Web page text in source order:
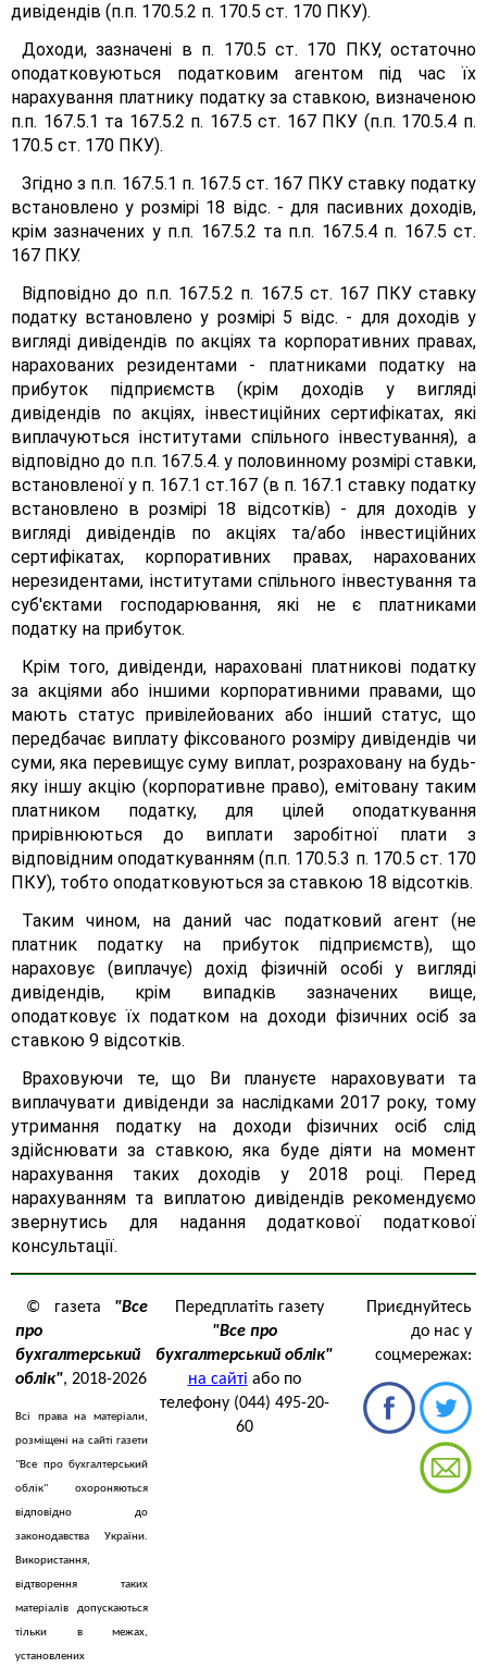
дивідендів (п.п. 170.5.2 п. 170.5 ст. 170 ПКУ).
Доходи, зазначені в п. 170.5 ст. 170 ПКУ, остаточно
оподатковуються податковим агентом під час їх
нарахування платнику податку за ставкою, визначеною
п.п. 167.5.1 та 167.5.2 п. 167.5 ст. 167 ПКУ (п.п. 170.5.4 п.
170.5 ст. 170 ПКУ).
Згідно з п.п. 167.5.1 п. 167.5 ст. 167 ПКУ ставку податку
встановлено у розмірі 18 відс. - для пасивних доходів,
крім зазначених у п.п. 167.5.2 та п.п. 167.5.4 п. 167.5 ст.
167 ПКУ.
Відповідно до п.п. 167.5.2 п. 167.5 ст. 167 ПКУ ставку
податку встановлено у розмірі 5 відс. - для доходів у
вигляді дивідендів по акціях та корпоративних правах,
нарахованих резидентами - платниками податку на
прибуток підприємств (крім доходів у вигляді
дивідендів по акціях, інвестиційних сертифікатах, які
виплачуються інститутами спільного інвестування), а
відповідно до п.п. 167.5.4. у половинному розмірі ставки,
встановленої у п. 167.1 ст.167 (в п. 167.1 ставку податку
встановлено в розмірі 18 відсотків) - для доходів у
вигляді дивідендів по акціях та/або інвестиційних
сертифікатах, корпоративних правах, нарахованих
нерезидентами, інститутами спільного інвестування та
суб'єктами господарювання, які не є платниками
податку на прибуток.
Крім того, дивіденди, нараховані платникові податку
за акціями або іншими корпоративними правами, що
мають статус привілейованих або інший статус, що
передбачає виплату фіксованого розміру дивідендів чи
суми, яка перевищує суму виплат, розраховану на будь-
яку іншу акцію (корпоративне право), емітовану таким
платником податку, для цілей оподаткування
прирівнюються до виплати заробітної плати з
відповідним оподаткуванням (п.п. 170.5.3 п. 170.5 ст. 170
ПКУ), тобто оподатковуються за ставкою 18 відсотків.
Таким чином, на даний час податковий агент (не
платник податку на прибуток підприємств), що
нараховує (виплачує) дохід фізичній особі у вигляді
дивідендів, крім випадків зазначених вище,
оподатковує їх податком на доходи фізичних осіб за
ставкою 9 відсотків.
Враховуючи те, що Ви плануєте нараховувати та
виплачувати дивіденди за наслідками 2017 року, тому
утримання податку на доходи фізичних осіб слід
здійснювати за ставкою, яка буде діяти на момент
нарахування таких доходів у 2018 році. Перед
нарахуванням та виплатою дивідендів рекомендуємо
звернутись для надання додаткової податкової
консультації.
© газета "Все
про
бухгалтерський
облік", 2018-2026
Всі права на матеріали,
розміщені на сайті газети
"Все про бухгалтерський
облік" охороняються
відповідно до
законодавства України.
Використання,
відтворення таких
матеріалів допускаються
тільки в межах,
установлених
Передплатіть газету
"Все про
бухгалтерський облік"
на сайті або по
телефону (044) 495-20-
60
Приєднуйтесь
до нас у
соцмережах: